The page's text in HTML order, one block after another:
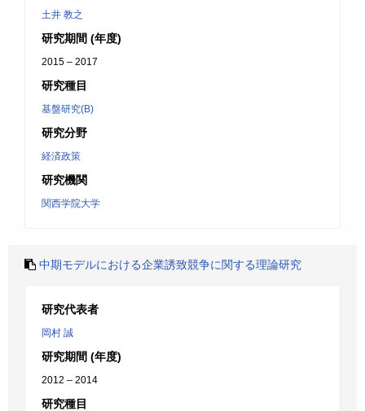
土井 教之
研究期間 (年度)
2015 – 2017
研究種目
基盤研究(B)
研究分野
経済政策
研究機関
関西学院大学
中期モデルにおける企業誘致競争に関する理論研究
研究代表者
岡村 誠
研究期間 (年度)
2012 – 2014
研究種目